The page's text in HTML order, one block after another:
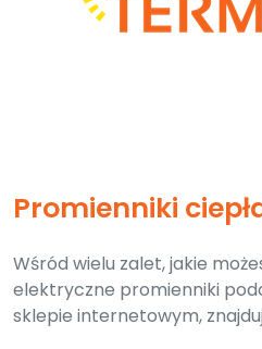
Promienniki
Wśród wielu zalet, jakie
elektryczne promienniki
sklepie internetowym,